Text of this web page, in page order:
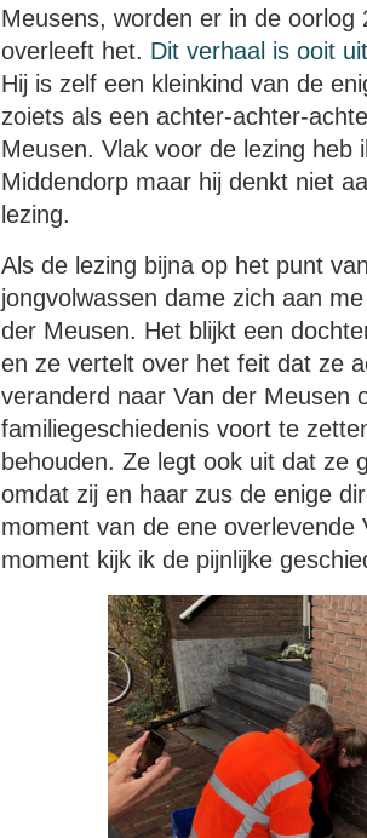
Meusens, worden er in de
overleeft het. Dit verhaal is ooit
Hij is zelf een kleinkind van de
zoiets als een achter-achter-
Meusen. Vlak voor de lezing heb
Middendorp maar hij denkt niet
lezing.
Als de lezing bijna op het punt
jongvolwassen dame zich aan
der Meusen. Het blijkt een
en ze vertelt over het feit dat ze
veranderd naar Van der Meusen
familiegeschiedenis voort te
behouden. Ze legt ook uit dat ze
omdat zij en haar zus de enige
moment van de ene overlevende
moment kijk ik de pijnlijke